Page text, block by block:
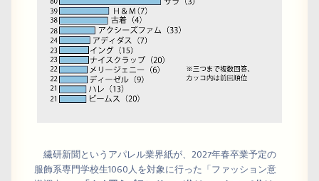
繊研新聞というアパレル業界紙が、2027年春卒業予定の
服飾系専門学校生1060人を対象に行った「ファッション意